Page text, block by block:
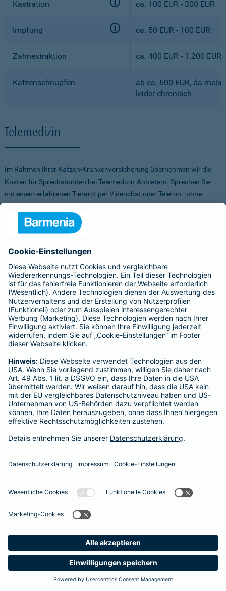
Suche Produkte
Barmenia
Kastration ca. 100 EUR - 300 EUR
Impfung ca. 50 EUR - 100 EUR
Zahnextraktion ca. 400 EUR - 1.200 EUR
Katzenschnupfen
ab ca. 500 EUR, da
leider chronisch
Telemedizin
Im Rahmen Ihrer Katzen-Krankenversicherung übernehmen wir die
Kosten für Sprechstunden bei Telemedizin-Anbietern. Sprechen Sie
mit einem erfahrenen Tierarzt per Videochat oder Telefon - ohne
Stress für Sie und Ihr Tier.
Um Ihnen die Auswahl der Anbieter zu erleichtern, haben wir vorab
Anbieter verglichen, getestet und Vorteile für Sie vereinbart. Sowohl
bei FirstVet als auch bei Pfotendoctor profitieren Sie von einer
Direktabrechnung. Die Kosten werden also direkt zwischen dem
Anbieter und uns abgerechnet.
Für mehr Infos zu den Anbietern klicken Sie auf die Logos.
365 Tage / 24 Stunden
365 Tage / 24 Stunden